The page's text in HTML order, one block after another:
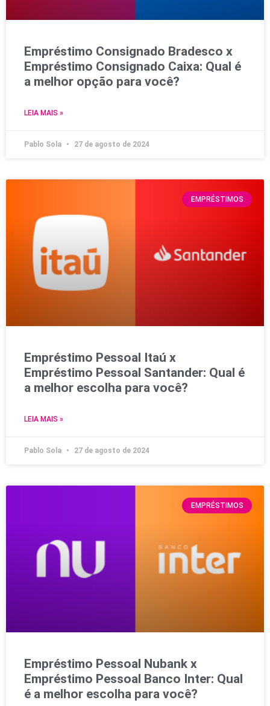
Empréstimo Consignado Bradesco x
Empréstimo Consignado Caixa: Qual é
a melhor opção para você?
LEIA MAIS »
Pablo Sola 27 de agosto de 2024
EMPRÉSTIMOS
Empréstimo Pessoal Itaú x
Empréstimo Pessoal Santander: Qual é
a melhor escolha para você?
LEIA MAIS »
Pablo Sola 27 de agosto de 2024
EMPRÉSTIMOS
Empréstimo Pessoal Nubank x
Empréstimo Pessoal Banco Inter: Qual
é a melhor escolha para você?